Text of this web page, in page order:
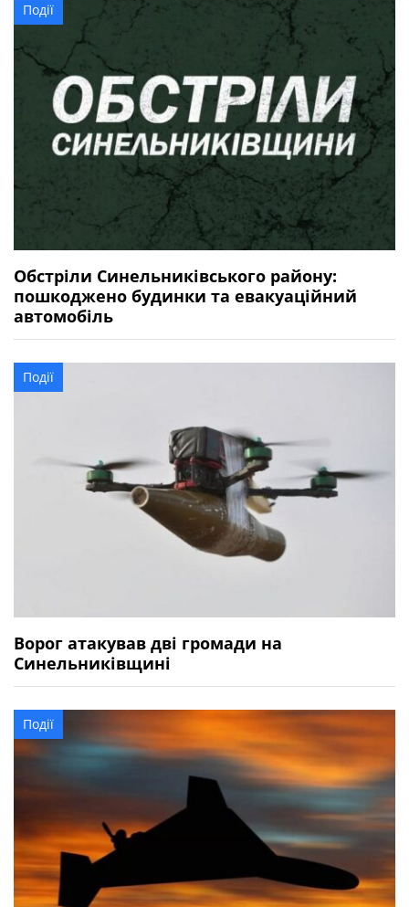
Події
Обстріли Синельниківського району:
пошкоджено будинки та евакуаційний
автомобіль
Події
Ворог атакував дві громади на
Синельниківщині
Події